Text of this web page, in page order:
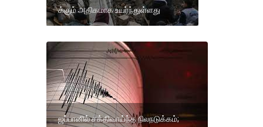
க்கும் அதிகமாக உயர்ந்துள்ளது
ஜப்பானில் சக்திவாய்ந்த நிலநடுக்கம்;